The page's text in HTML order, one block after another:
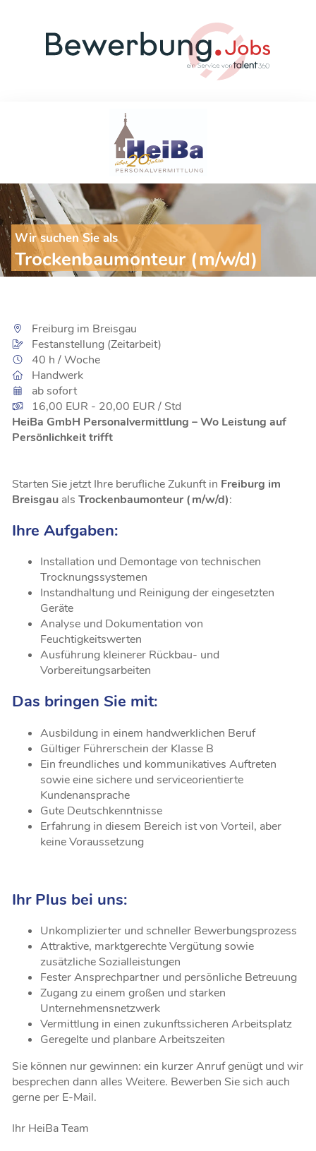
Wir suchen Sie als
Trockenbaumonteur (m/w/d)
Freiburg im Breisgau
Festanstellung (Zeitarbeit)
40 h / Woche
Handwerk
ab sofort
16,00 EUR - 20,00 EUR / Std
HeiBa GmbH Personalvermittlung – Wo Leistung auf
Persönlichkeit trifft
Starten Sie jetzt Ihre berufliche Zukunft in Freiburg im
Breisgau als Trockenbaumonteur (m/w/d):
Ihre Aufgaben:
Installation und Demontage von technischen
Trocknungssystemen
Instandhaltung und Reinigung der eingesetzten
Geräte
Analyse und Dokumentation von
Feuchtigkeitswerten
Ausführung kleinerer Rückbau- und
Vorbereitungsarbeiten
Das bringen Sie mit:
Ausbildung in einem handwerklichen Beruf
Gültiger Führerschein der Klasse B
Ein freundliches und kommunikatives Auftreten
sowie eine sichere und serviceorientierte
Kundenansprache
Gute Deutschkenntnisse
Erfahrung in diesem Bereich ist von Vorteil, aber
keine Voraussetzung
Ihr Plus bei uns:
Unkomplizierter und schneller Bewerbungsprozess
Attraktive, marktgerechte Vergütung sowie
zusätzliche Sozialleistungen
Fester Ansprechpartner und persönliche Betreuung
Zugang zu einem großen und starken
Unternehmensnetzwerk
Vermittlung in einen zukunftssicheren Arbeitsplatz
Geregelte und planbare Arbeitszeiten
Sie können nur gewinnen: ein kurzer Anruf genügt und wir
besprechen dann alles Weitere. Bewerben Sie sich auch
gerne per E-Mail.
Ihr HeiBa Team